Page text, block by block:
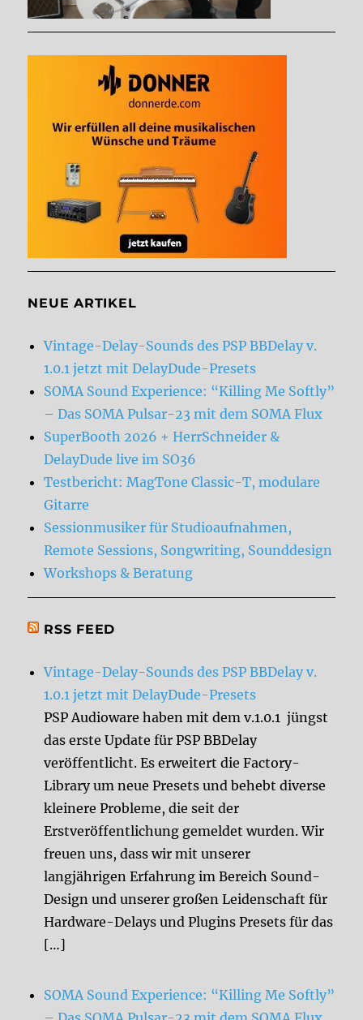
NEUE ARTIKEL
Vintage-Delay-Sounds des PSP BBDelay v.
1.0.1 jetzt mit DelayDude-Presets
SOMA Sound Experience: “Killing Me Softly”
– Das SOMA Pulsar-23 mit dem SOMA Flux
SuperBooth 2026 + HerrSchneider &
DelayDude live im SO36
Testbericht: MagTone Classic-T, modulare
Gitarre
Sessionmusiker für Studioaufnahmen,
Remote Sessions, Songwriting, Sounddesign
Workshops & Beratung
RSS FEED
Vintage-Delay-Sounds des PSP BBDelay v.
1.0.1 jetzt mit DelayDude-Presets
PSP Audioware haben mit dem v.1.0.1 jüngst
das erste Update für PSP BBDelay
veröffentlicht. Es erweitert die Factory-
Library um neue Presets und behebt diverse
kleinere Probleme, die seit der
Erstveröffentlichung gemeldet wurden. Wir
freuen uns, dass wir mit unserer
langjährigen Erfahrung im Bereich Sound-
Design und unserer großen Leidenschaft für
Hardware-Delays und Plugins Presets für das
[…]
SOMA Sound Experience: “Killing Me Softly”